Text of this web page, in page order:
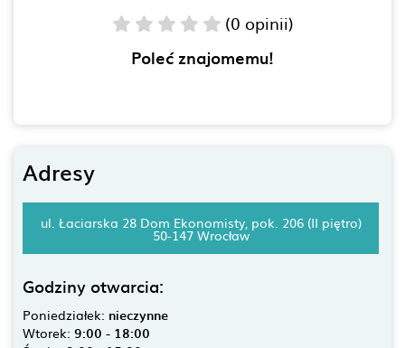
(0 opinii)
Poleć znajomemu!
Adresy
ul. Łaciarska 28 Dom Ekonomisty, pok. 206 (II piętro)
50-147 Wrocław
Godziny otwarcia:
Poniedziałek: nieczynne
Wtorek: 9:00 - 18:00